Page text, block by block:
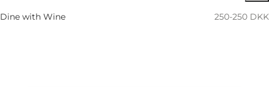
Dine with Wine 250-250 DKK